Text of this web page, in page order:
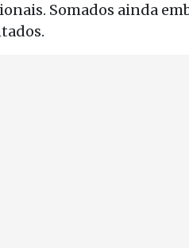
Somados ainda